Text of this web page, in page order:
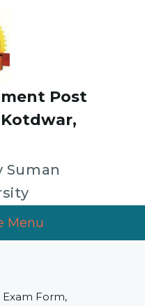
Suman
Post
Menu
Exam Form,